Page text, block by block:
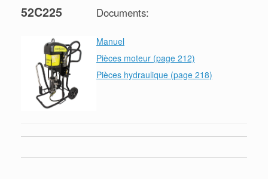
52C225 Documents:
Manuel
Pièces moteur (page 212)
Pièces hydraulique (page 218)